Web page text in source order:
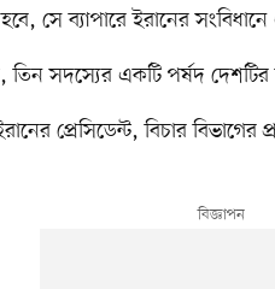
সে ব্যাপারে ইরানের সংবিধানে
তিন সদস্যের একটি পর্ষদ দেশটির
প্রেসিডেন্ট, বিচার বিভাগের